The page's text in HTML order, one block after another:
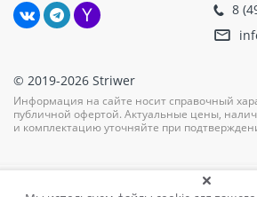
8
© 2019-2026 Striwer
Информация на сайте носит справочный
публичной офертой. Актуальные цены,
и комплектацию уточняйте при